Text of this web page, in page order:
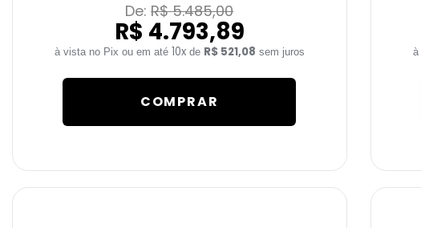
De: R$ 5.485,00
R$ 4.793,89
10xde R$ 521,08 sem juros
COMPRAR